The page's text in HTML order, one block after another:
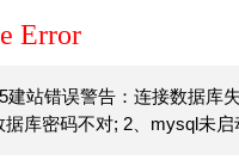
Error
建站错误警告：连接数据库
据库密码不对; 2、mysql未启